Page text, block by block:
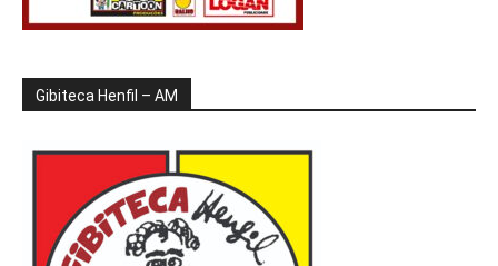
Gibiteca Henfil – AM